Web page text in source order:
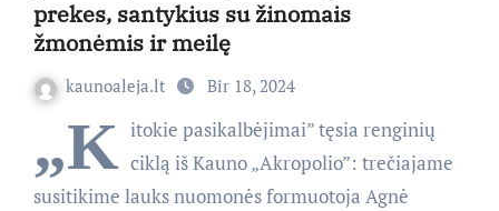
prekes, santykius su žinomais
žmonėmis ir meilę
kaunoaleja.lt Bir 18, 2024
„K itokie pasikalbėjimai” tęsia renginių
ciklą iš Kauno „Akropolio”: trečiajame
susitikime lauks nuomonės formuotoja Agnė